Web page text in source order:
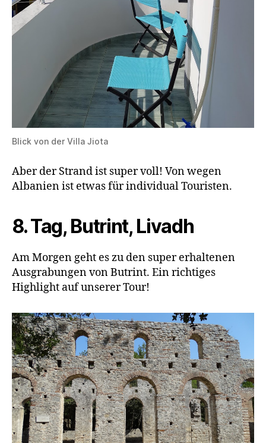
Blick von der Villa Jiota
Aber der Strand ist super voll! Von wegen
Albanien ist etwas für individual Touristen.
8. Tag, Butrint, Livadh
Am Morgen geht es zu den super erhaltenen
Ausgrabungen von Butrint. Ein richtiges
Highlight auf unserer Tour!